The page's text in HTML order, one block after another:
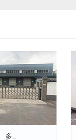
多..